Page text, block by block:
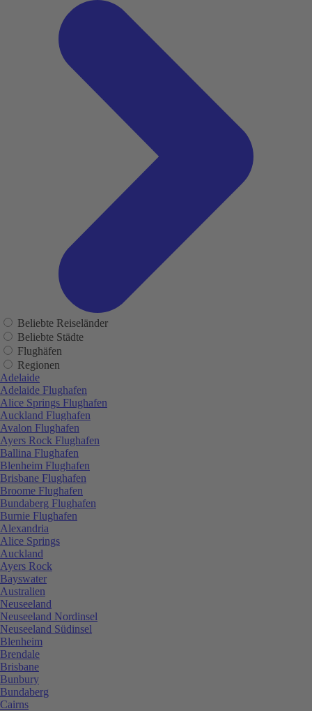
Beliebte Reiseländer
Beliebte Städte
Flughäfen
Regionen
Adelaide
Adelaide Flughafen
Alice Springs Flughafen
Auckland Flughafen
Avalon Flughafen
Ayers Rock Flughafen
Ballina Flughafen
Blenheim Flughafen
Brisbane Flughafen
Broome Flughafen
Bundaberg Flughafen
Burnie Flughafen
Alexandria
Alice Springs
Auckland
Ayers Rock
Bayswater
Australien
Neuseeland
Neuseeland Nordinsel
Neuseeland Südinsel
Blenheim
Brendale
Brisbane
Bunbury
Bundaberg
Cairns